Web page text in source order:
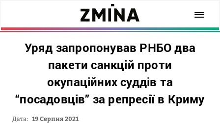
Уряд запропонував РНБО два
пакети санкцій проти
окупаційних суддів та
“посадовців” за репресії в Криму
Дата: 19 Серпня 2021